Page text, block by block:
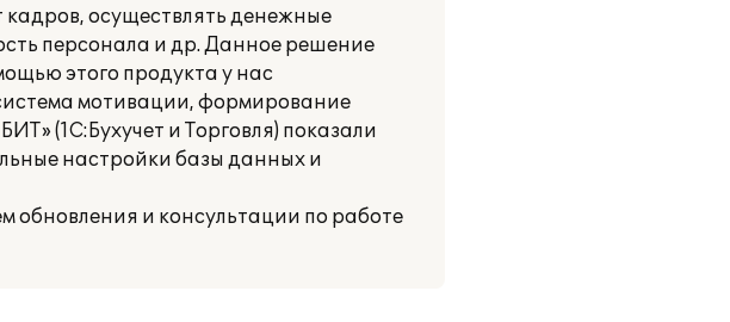
кадров, осуществлять денежные
персонала и др. Данное решение
этого продукта у нас
мотивации, формирование
(1С:Бухучет и Торговля) показали
настройки базы данных и
обновления и консультации по работе